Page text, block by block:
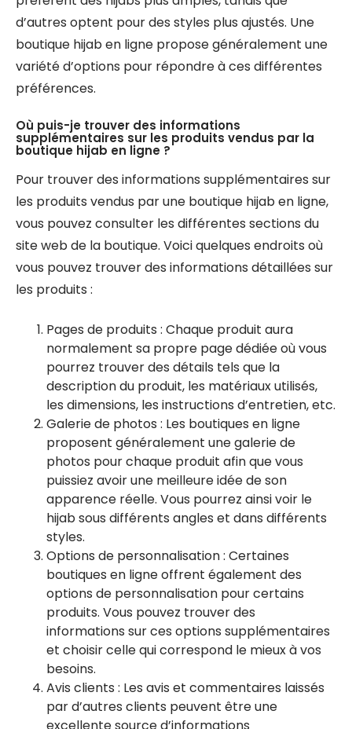
d’autres optent pour des styles plus ajustés. Une
boutique hijab en ligne propose généralement une
variété d’options pour répondre à ces différentes
préférences.
Où puis-je trouver des informations
supplémentaires sur les produits vendus par la
boutique hijab en ligne ?
Pour trouver des informations supplémentaires sur
les produits vendus par une boutique hijab en ligne,
vous pouvez consulter les différentes sections du
site web de la boutique. Voici quelques endroits où
vous pouvez trouver des informations détaillées sur
les produits :
Pages de produits : Chaque produit aura
normalement sa propre page dédiée où vous
pourrez trouver des détails tels que la
description du produit, les matériaux utilisés,
les dimensions, les instructions d’entretien, etc.
Galerie de photos : Les boutiques en ligne
proposent généralement une galerie de
photos pour chaque produit afin que vous
puissiez avoir une meilleure idée de son
apparence réelle. Vous pourrez ainsi voir le
hijab sous différents angles et dans différents
styles.
Options de personnalisation : Certaines
boutiques en ligne offrent également des
options de personnalisation pour certains
produits. Vous pouvez trouver des
informations sur ces options supplémentaires
et choisir celle qui correspond le mieux à vos
besoins.
Avis clients : Les avis et commentaires laissés
par d’autres clients peuvent être une